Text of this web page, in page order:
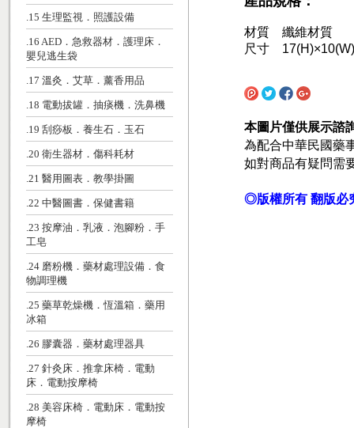
.15 生理監視．照護設備
.16 AED．急救器材．護理床．
嬰兒逃生袋
.17 溫灸．艾草．薰香用品
.18 電動拔罐．抽痰機．洗鼻機
.19 刮痧板．養生石．玉石
.20 衛生器材．傷科耗材
.21 醫用圖表．教學掛圖
.22 中醫圖書．保健書籍
.23 按摩油．乳液．泡腳粉．手
工皂
.24 磨粉機．藥材處理設備．食
物調理機
.25 藥草乾燥機．恆溫箱．藥用
冰箱
.26 膠囊器．藥材處理器具
.27 針灸床．推拿床椅．電動
床．電動按摩椅
.28 美容床椅．電動床．電動按
摩椅
材質 纖維材質
尺寸
本圖片僅供展示諮
為配合中華民國藥
如對商品有疑問需
◎版權所有 翻版